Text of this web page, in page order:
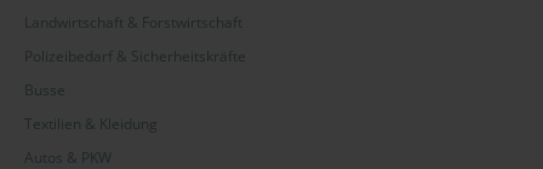
Landwirtschaft & Forstwirtschaft
Polizeibedarf & Sicherheitskräfte
Busse
Textilien & Kleidung
Autos & PKW